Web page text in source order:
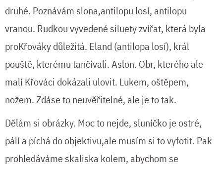
druhé. Poznávám slona,antilopu losí, antilopu
vranou. Rudkou vyvedené siluety zvířat, která byla
proKřováky důležitá. Eland (antilopa losí), král
pouště, kterému tančívali. Aslon. Obr, kterého ale
malí Křováci dokázali ulovit. Lukem, oštěpem,
nožem. Zdáse to neuvěřitelné, ale je to tak.
Dělám si obrázky. Moc to nejde, sluníčko je ostré,
pálí a píchá do objektivu,ale musím si to vyfotit. Pak
prohledáváme skaliska kolem, abychom se